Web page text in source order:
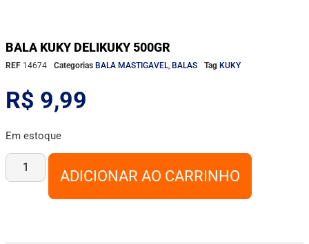
BALA KUKY DELIKUKY 500GR
REF 14674 Categorias BALA MASTIGAVEL BALAS Tag KUKY
R$ 9,99
Em estoque
ADICIONAR AO CARRINHO